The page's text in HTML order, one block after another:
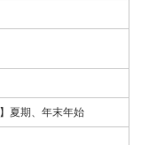
夏期、年末年始